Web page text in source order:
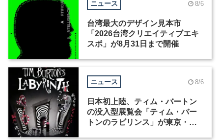
ニュース 8/6
台湾最大のデザイン見本市
「2026台湾クリエイティブエキ
スポ」が8月31日まで開催
ニュース 8/6
日本初上陸、ティム・バートン
の没入型展覧会「ティム・バー
トンのラビリンス」が東京・豊